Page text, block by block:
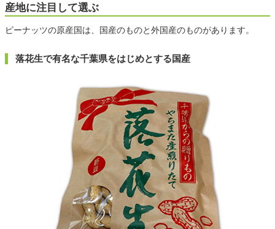
産地に注目して選ぶ
ピーナッツの原産国は、国産のものと外国産のものがあります。
落花生で有名な千葉県をはじめとする国産